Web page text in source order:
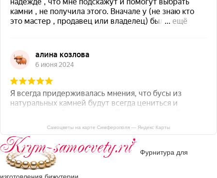
Самоцветы на карте Симферополя — Яндекс Карты
Фурнитура для